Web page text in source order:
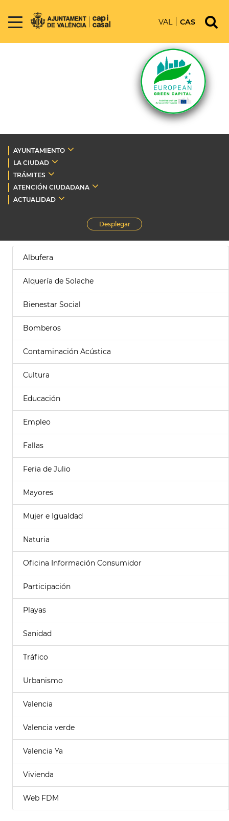
VAL CAS
AYUNTAMIENTO
LA CIUDAD
TRÁMITES
ATENCIÓN CIUDADANA
ACTUALIDAD
Desplegar
Albufera
Alquería de Solache
Bienestar Social
Bomberos
Contaminación Acústica
Cultura
Educación
Empleo
Fallas
Feria de Julio
Mayores
Mujer e Igualdad
Naturia
Oficina Información Consumidor
Participación
Playas
Sanidad
Tráfico
Urbanismo
Valencia
Valencia verde
Valencia Ya
Vivienda
Web FDM